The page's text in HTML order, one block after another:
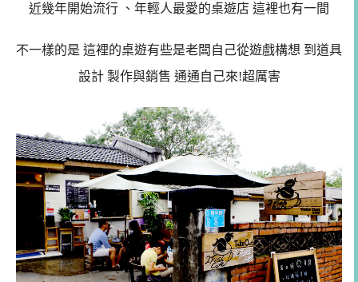
近幾年開始流行 、年輕人最愛的桌遊店 這裡也有一間
不一樣的是 這裡的桌遊有些是老闆自己從遊戲構想 到道具
設計 製作與銷售 通通自己來!超厲害